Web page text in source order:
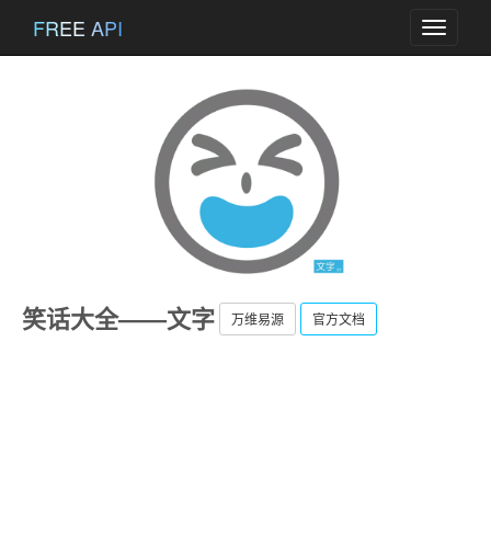
Toggle
FREE API
笑话大全——文字 万维易源 官方文档